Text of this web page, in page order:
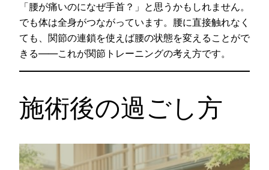
「腰が痛いのになぜ手首？」と思うかもしれません。
でも体は全身がつながっています。腰に直接触れなく
ても、関節の連鎖を使えば腰の状態を変えることがで
きる——これが関節トレーニングの考え方です。
施術後の過ごし方